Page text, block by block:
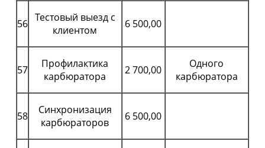
56 Тестовый выезд с
клиентом
6 500,00
57
Профилактика
карбюратора
2 700,00
Одного
карбюратора
58
Синхронизация
карбюраторов
6 500,00